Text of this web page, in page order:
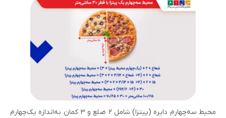
محیط سه‌چهارم دایره (پیتزا) شامل ۲ ضلع و ۳ کمان به‌اندازه یک‌چهارم